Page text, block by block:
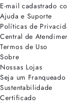
E-mail cadastrado
Ajuda e Suporte
Políticas de
Central de
Termos de Uso
Sobre
Nossas Lojas
Seja um Franqueado
Sustentabilidade
Certificado